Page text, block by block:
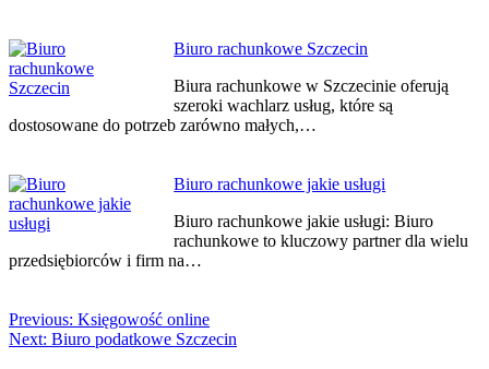
Biuro rachunkowe Szczecin
Biura rachunkowe w Szczecinie oferują
szeroki wachlarz usług, które są
dostosowane do potrzeb zarówno małych,…
Biuro rachunkowe jakie usługi
Biuro rachunkowe jakie usługi: Biuro
rachunkowe to kluczowy partner dla wielu
przedsiębiorców i firm na…
Previous: Księgowość online
Next: Biuro podatkowe Szczecin